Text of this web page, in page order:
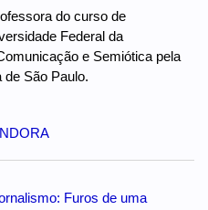
do curso de
Federal da
e Semiótica pela
São Paulo.
Furos de uma